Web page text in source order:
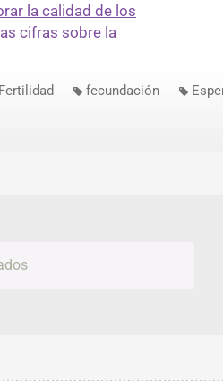
la calidad de los
cifras sobre la
Fertilidad fecundación